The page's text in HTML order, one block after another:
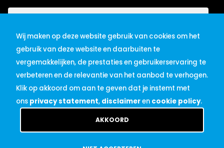
Wij maken op deze website gebruik van cookies om het
gebruik van deze website en daarbuiten te
vergemakkelijken, de prestaties en gebruikerservaring te
verbeteren en de relevantie van het aanbod te verhogen.
Klik op akkoord om aan te geven dat je instemt met
ons privacy statement, disclaimeren cookie policy.
AKKOORD